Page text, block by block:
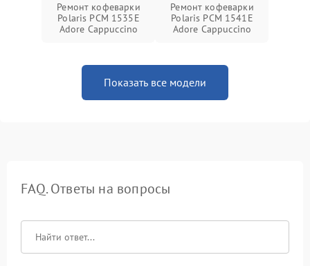
Ремонт кофеварки
Polaris PCM 1535E
Adore Cappuccino
Ремонт кофеварки
Polaris PCM 1541E
Adore Cappuccino
Показать все модели
FAQ. Ответы на вопросы